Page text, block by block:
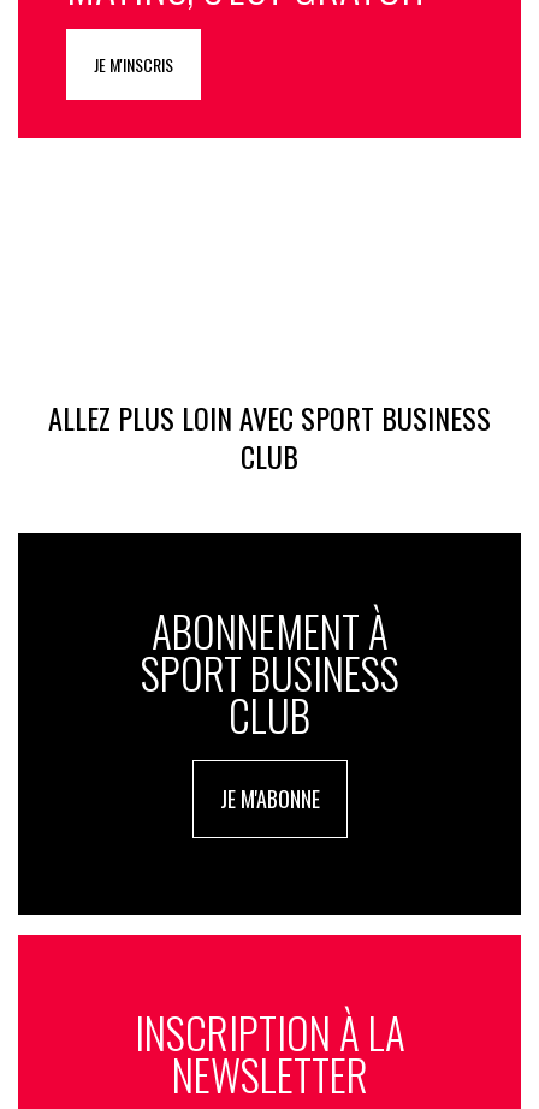
JE M'INSCRIS
ALLEZ PLUS LOIN AVEC SPORT BUSINESS
CLUB
ABONNEMENT À
SPORT BUSINESS
CLUB
JE M'ABONNE
INSCRIPTION À LA
NEWSLETTER